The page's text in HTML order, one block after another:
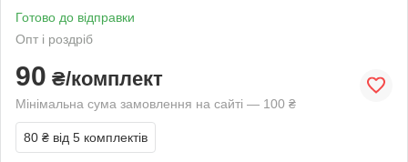
Готово до відправки
Опт і роздріб
90 ₴/комплект
Мінімальна сума замовлення на сайті — 100 ₴
80 ₴ від 5 комплектів